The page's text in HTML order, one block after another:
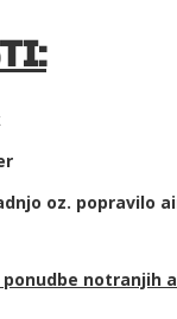
oz. popravilo
notranjih